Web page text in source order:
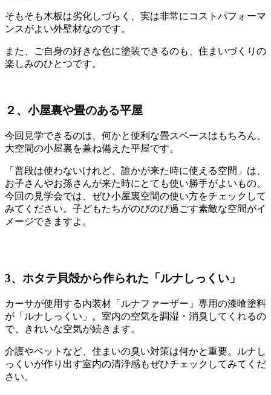
そもそも木板は劣化しづらく、実は非常にコストパフォーマ
ンスがよい外壁材なのです。
また、ご自身の好きな色に塗装できるのも、住まいづくりの
楽しみのひとつです。
２、小屋裏や畳のある平屋
今回見学できるのは、何かと便利な畳スペースはもちろん、
大空間の小屋裏を兼ね備えた平屋です。
「普段は使わないけれど、誰かが来た時に使える空間」は、
お子さんやお孫さんが来た時にとても使い勝手がよいもの。
今回の見学会では、ぜひ小屋裏空間の使い方をチェックして
みてください。子どもたちがのびのび過ごす素敵な空間がイ
メージできますよ。
3、ホタテ貝殻から作られた「ルナしっくい」
カーサが使用する内装材「ルナファーザー」専用の漆喰塗料
が「ルナしっくい」。室内の空気を調湿・消臭してくれるの
で、きれいな空気が続きます。
介護やペットなど、住まいの臭い対策は何かと重要。ルナし
っくいが作り出す室内の清浄感もぜひチェックしてみてくだ
さい。